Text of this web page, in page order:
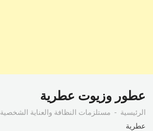
عطور وزيوت عطرية
الرئيسية مستلزمات النظافة والعناية الشخصية
عطرية